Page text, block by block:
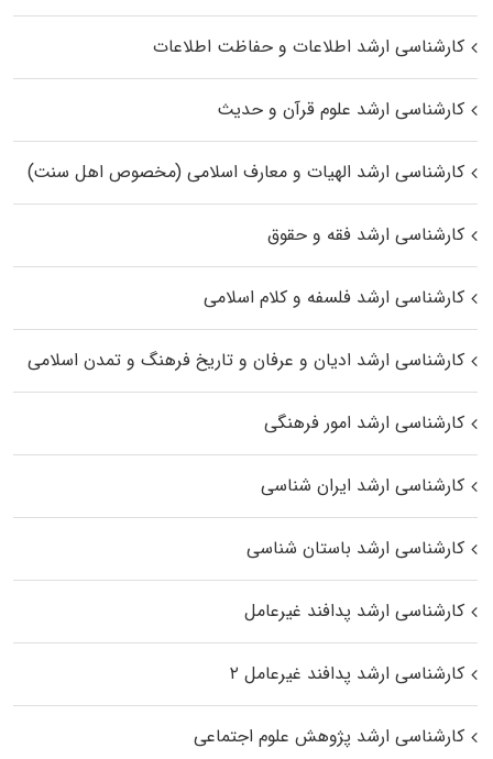
کارشناسی ارشد اطلاعات و حفاظت اطلاعات
کارشناسی ارشد علوم قرآن و حدیث
کارشناسی ارشد الهیات و معارف اسلامی (مخصوص اهل سنت)
کارشناسی ارشد فقه و حقوق
کارشناسی ارشد فلسفه و کلام اسلامی
کارشناسی ارشد ادیان و عرفان و تاریخ فرهنگ و تمدن اسلامی
کارشناسی ارشد امور فرهنگی
کارشناسی ارشد ایران شناسی
کارشناسی ارشد باستان شناسی
کارشناسی ارشد پدافند غیرعامل
کارشناسی ارشد پدافند غیرعامل ۲
کارشناسی ارشد پژوهش علوم اجتماعی